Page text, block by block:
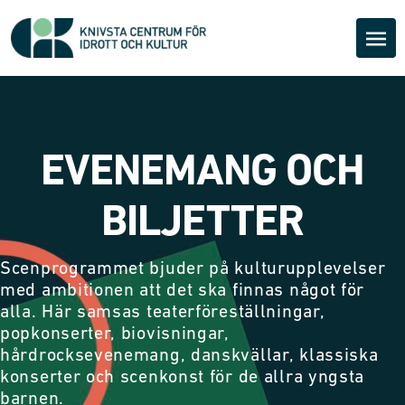
EVENEMANG OCH
BILJETTER
Scenprogrammet bjuder på kulturupplevelser
med ambitionen att det ska finnas något för
alla. Här samsas teaterföreställningar,
popkonserter, biovisningar,
hårdrocksevenemang, danskvällar, klassiska
konserter och scenkonst för de allra yngsta
barnen.